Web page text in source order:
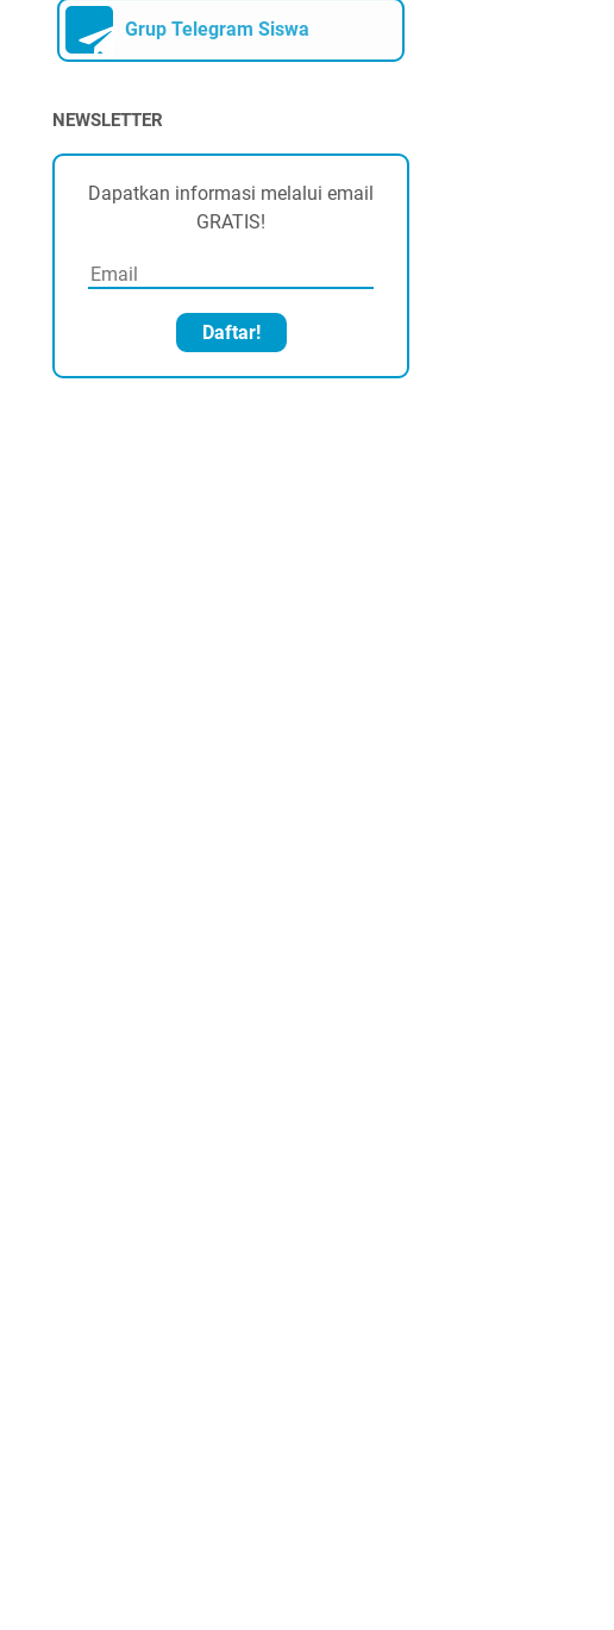
Grup Telegram Siswa
NEWSLETTER
Dapatkan informasi melalui email
GRATIS!
Daftar!